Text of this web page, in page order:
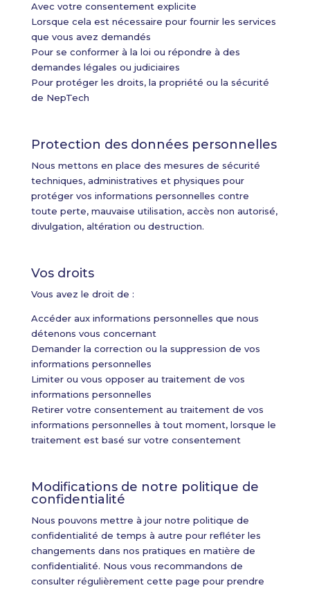
Avec votre consentement explicite
Lorsque cela est nécessaire pour fournir les services
que vous avez demandés
Pour se conformer à la loi ou répondre à des
demandes légales ou judiciaires
Pour protéger les droits, la propriété ou la sécurité
de NepTech
Protection des données personnelles
Nous mettons en place des mesures de sécurité
techniques, administratives et physiques pour
protéger vos informations personnelles contre
toute perte, mauvaise utilisation, accès non autorisé,
divulgation, altération ou destruction.
Vos droits
Vous avez le droit de :
Accéder aux informations personnelles que nous
détenons vous concernant
Demander la correction ou la suppression de vos
informations personnelles
Limiter ou vous opposer au traitement de vos
informations personnelles
Retirer votre consentement au traitement de vos
informations personnelles à tout moment, lorsque le
traitement est basé sur votre consentement
Modifications de notre politique de
confidentialité
Nous pouvons mettre à jour notre politique de
confidentialité de temps à autre pour refléter les
changements dans nos pratiques en matière de
confidentialité. Nous vous recommandons de
consulter régulièrement cette page pour prendre